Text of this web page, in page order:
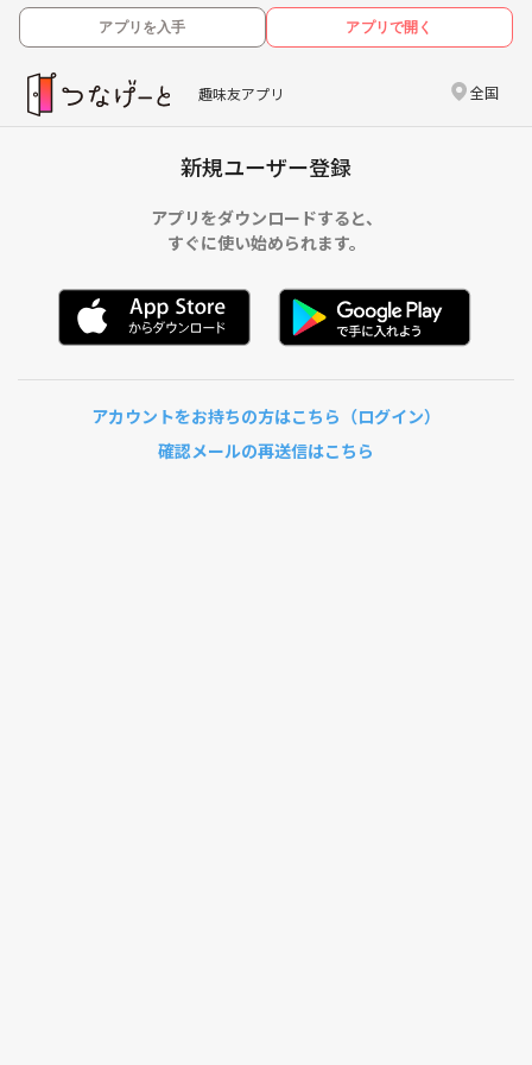
アプリを入手 アプリで開く
趣味友アプリ 全国
新規ユーザー登録
アプリをダウンロードすると、
すぐに使い始められます。
アカウントをお持ちの方はこちら（ログイン）
確認メールの再送信はこちら